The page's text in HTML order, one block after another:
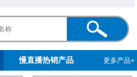
慢直播热销产品 更多产品+